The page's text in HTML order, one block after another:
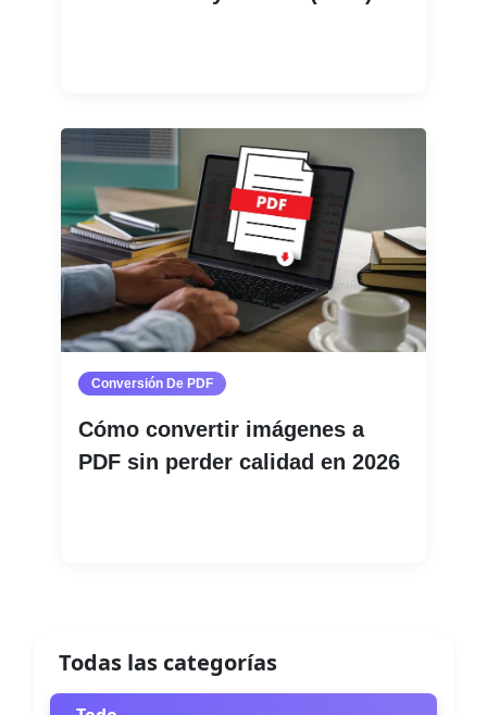
Conversión De PDF
Cómo convertir imágenes a
PDF sin perder calidad en 2026
Todas las categorías